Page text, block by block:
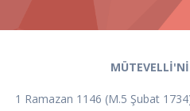
1 Ramazan 1146 (M.5 Şubat